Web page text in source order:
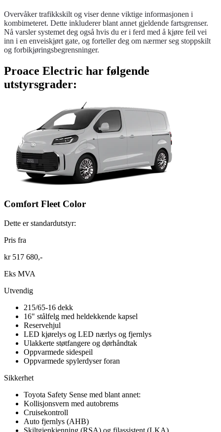
Overvåker trafikkskilt og viser denne viktige informasjonen i
kombimeteret. Dette inkluderer blant annet gjeldende fartsgrenser.
Nå varsler systemet deg også hvis du er i ferd med å kjøre feil vei
inn i en enveiskjørt gate, og forteller deg om nærmer seg stoppskilt
og forbikjøringsbegrensninger.
Proace Electric har følgende
utstyrsgrader:
Comfort Fleet Color
Dette er standardutstyr:
Pris fra
kr 517 680,-
Eks MVA
Utvendig
215/65-16 dekk
16" stålfelg med heldekkende kapsel
Reservehjul
LED kjørelys og LED nærlys og fjernlys
Ulakkerte støtfangere og dørhåndtak
Oppvarmede sidespeil
Oppvarmede spylerdyser foran
Sikkerhet
Toyota Safety Sense med blant annet:
Kollisjonsvern med autobrems
Cruisekontroll
Auto fjernlys (AHB)
Skiltgjenkjenning (RSA) og filassistent (LKA)